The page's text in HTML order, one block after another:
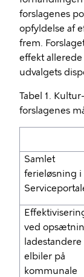
forslagenes
opfyldelse af
frem.
effekt
udvalgets
Tabel 1.
forslagenes
Samlet
ferieløsning i
ved
ladestandere
elbiler på
kommunale